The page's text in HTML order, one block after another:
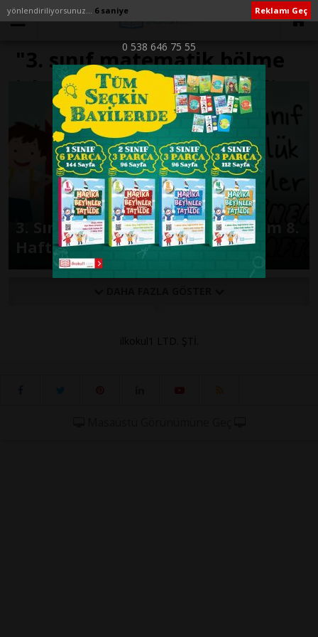
yönlendiriliyorsunuz... 6 saniye Reklamı Geç
0 538 646 75 55
"3. sınıf matematik bölme
işlemi testi çöz" ile İlişikli
yazılar
3. Sınıf Günlük Ödevler -2. Dönem 8.
Hafta-